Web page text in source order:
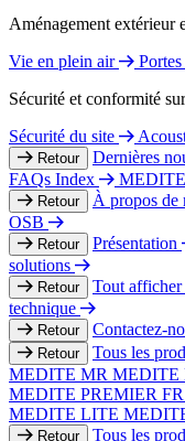
Aménagement extérieur
Vie en plein air
Portes
Sécurité et conformité
Sécurité du site
Retour Dernières
FAQs Index
Retour À propos de
OSB
Retour Présentation
solutions
Retour Tout afficher
technique
Retour Contactez-
Retour Tous les
MEDITE MR MEDITE
MEDITE PREMIER FR
MEDITE LITE
Retour Tous les